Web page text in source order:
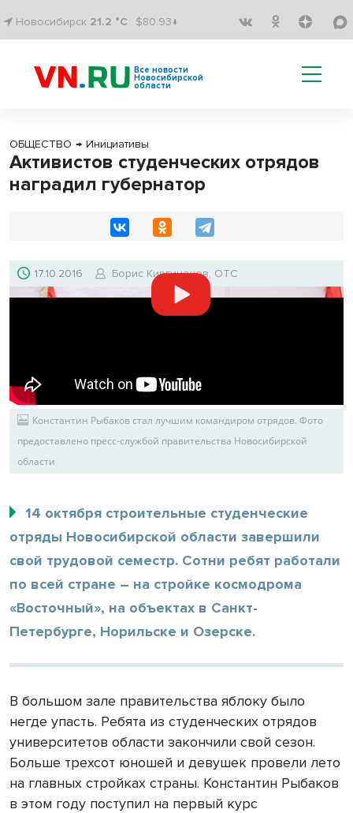
Новосибирск 21.2 °C $80.93↓
Все новости
Новосибирской
области
ОБЩЕСТВО → Инициативы
Активистов студенческих отрядов
наградил губернатор
17.10.2016 Борис Киргинеков, ОТС
Константин Рыбаков стал лучшим командиром отрядов. Фото
предоставлено пресс-службой правительства Новосибирской
области
14 октября строительные студенческие
отряды Новосибирской области завершили
свой трудовой семестр. Сотни ребят работали
по всей стране – на стройке космодрома
«Восточный», на объектах в Санкт-
Петербурге, Норильске и Озерске.
В большом зале правительства яблоку было
негде упасть. Ребята из студенческих отрядов
университетов области закончили свой сезон.
Больше трехсот юношей и девушек провели лето
на главных стройках страны. Константин Рыбаков
в этом году поступил на первый курс